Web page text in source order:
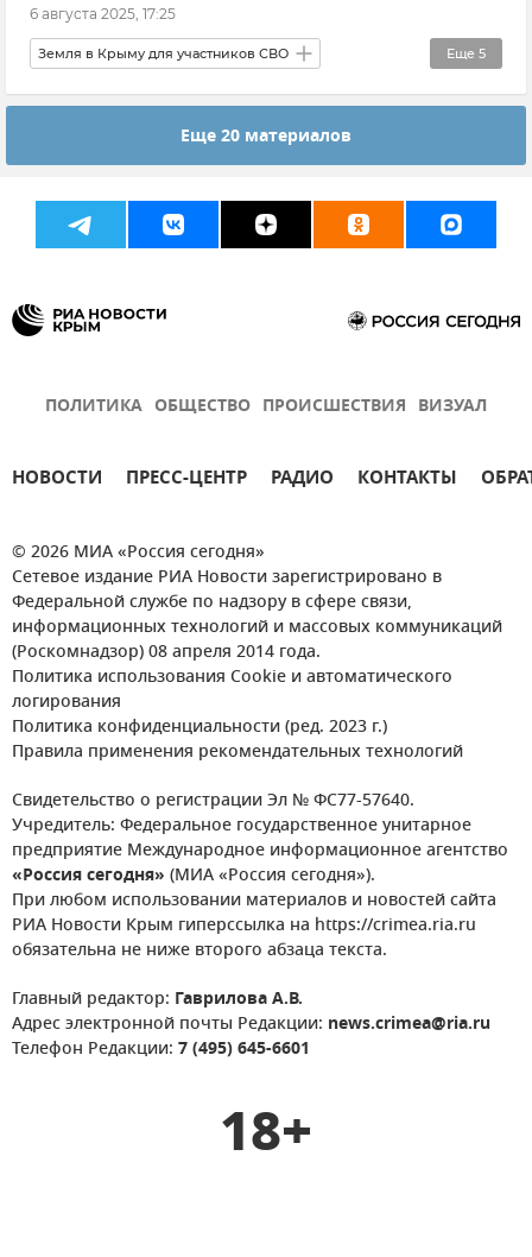
6 августа 2025, 17:25
Еще 5
Земля в Крыму для участников СВО
Севастополь Новости Севастополя
Помощь бойцам СВО Крым
Еще 20 материалов
ПОЛИТИКА ОБЩЕСТВО ПРОИСШЕСТВИЯ ВИЗУАЛ
НОВОСТИ ПРЕСС-ЦЕНТР РАДИО КОНТАКТЫ
© 2026 МИА «Россия сегодня»
Сетевое издание РИА Новости зарегистрировано в
Федеральной службе по надзору в сфере связи,
информационных технологий и массовых коммуникаций
(Роскомнадзор) 08 апреля 2014 года.
Политика использования Cookie и автоматического
логирования
Политика конфиденциальности (ред. 2023 г.)
Правила применения рекомендательных технологий
Свидетельство о регистрации Эл № ФС77-57640.
Учредитель: Федеральное государственное унитарное
предприятие Международное информационное агентство
«Россия сегодня» (МИА «Россия сегодня»).
При любом использовании материалов и новостей сайта
РИА Новости Крым гиперссылка на https://crimea.ria.ru
обязательна не ниже второго абзаца текста.
Главный редактор: Гаврилова А.В.
Адрес электронной почты Редакции: news.crimea@ria.ru
Телефон Редакции: 7 (495) 645-6601
18+